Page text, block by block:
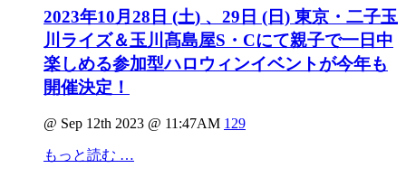
2023年10月28日 (土) 、29日 (日) 東京・二子玉
川ライズ＆玉川髙島屋S・Cにて親子で一日中
楽しめる参加型ハロウィンイベントが今年も
開催決定！
@ Sep 12th 2023 @ 11:47AM 129
もっと読む …